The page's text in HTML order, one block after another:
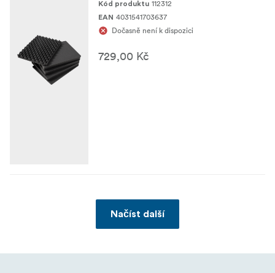
Kód produktu 112312
EAN 4031541703637
Dočasně není k dispozici
729,00 Kč
Načíst další